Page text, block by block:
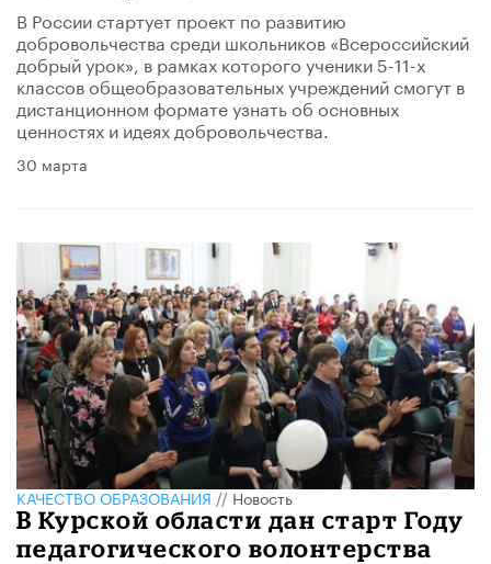
В России стартует проект по развитию
добровольчества среди школьников «Всероссийский
добрый урок», в рамках которого ученики 5-11-х
классов общеобразовательных учреждений смогут в
дистанционном формате узнать об основных
ценностях и идеях добровольчества.
30 марта
КАЧЕСТВО ОБРАЗОВАНИЯ//Новость
В Курской области дан старт Году
педагогического волонтерства